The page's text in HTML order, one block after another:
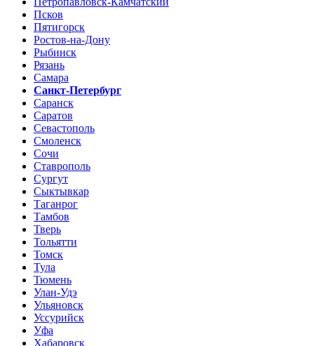
Псков
Пятигорск
Ростов-на-Дону
Рыбинск
Рязань
Самара
Санкт-Петербург
Саранск
Саратов
Севастополь
Смоленск
Сочи
Ставрополь
Сургут
Сыктывкар
Таганрог
Тамбов
Тверь
Тольятти
Томск
Тула
Тюмень
Улан-Удэ
Ульяновск
Уссурийск
Уфа
Хабаровск